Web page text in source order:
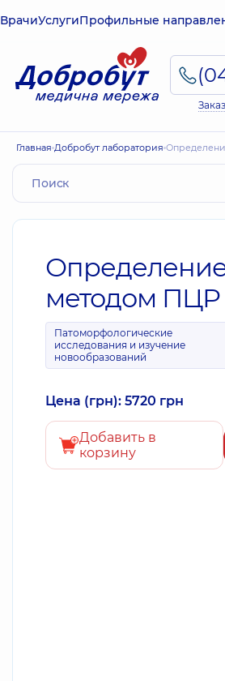
ВрачиУслугиПрофильные
Главная Добробут лаборатория
методом ПЦР
Патоморфологические
исследования и изучение
новообразований
Цена (грн): 5720 грн
Добавить в
корзину